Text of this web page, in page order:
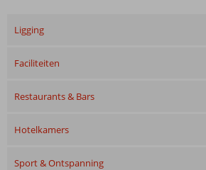
Ligging
Faciliteiten
Restaurants & Bars
Hotelkamers
Sport & Ontspanning